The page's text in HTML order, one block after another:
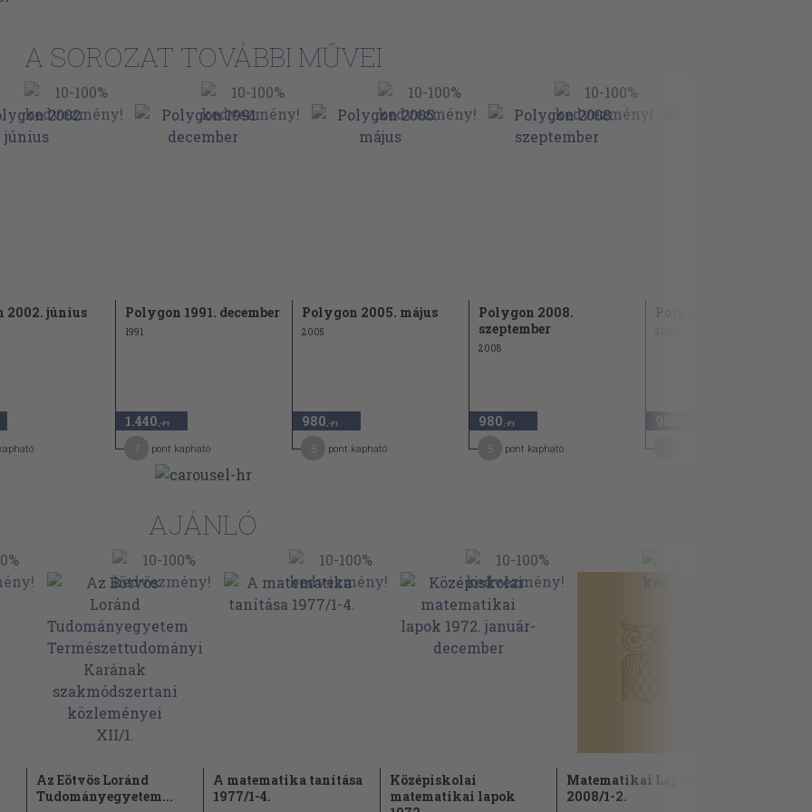
reklámja
102
A SOROZAT TOVÁBBI MŰVEI
2002. június Polygon 1991. december
1991
1.440 ,-Ft
pont kapható
Polygon 2005. május
2005
980 ,-Ft
pont kapható
Polygon 2008.
szeptember
2008
980 ,-Ft
pont kapható
Polygon 2000. június
2000
AJÁNLÓ
Az Eötvös Loránd
Tudományegyetem...
A matematika tanítása
1977/1-4.
Középiskolai
matematikai lapok
Matematikai Lapok
2008/1-2.